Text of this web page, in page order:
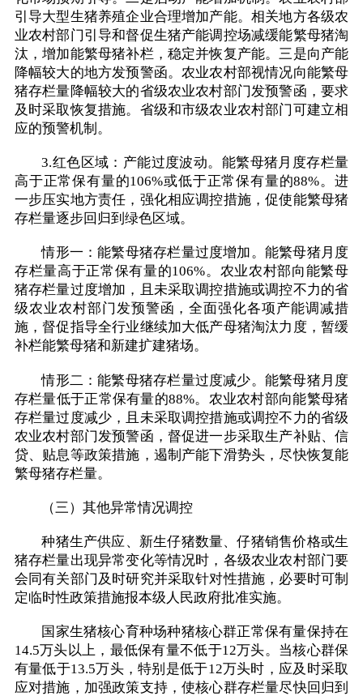
引导大型生猪养殖企业合理增加产能。相关地方各级农
业农村部门引导和督促生猪产能调控场减缓能繁母猪淘
汰，增加能繁母猪补栏，稳定并恢复产能。三是向产能
降幅较大的地方发预警函。农业农村部视情况向能繁母
猪存栏量降幅较大的省级农业农村部门发预警函，要求
及时采取恢复措施。省级和市级农业农村部门可建立相
应的预警机制。
3.红色区域：产能过度波动。能繁母猪月度存栏量
高于正常保有量的106%或低于正常保有量的88%。进
一步压实地方责任，强化相应调控措施，促使能繁母猪
存栏量逐步回归到绿色区域。
情形一：能繁母猪存栏量过度增加。能繁母猪月度
存栏量高于正常保有量的106%。农业农村部向能繁母
猪存栏量过度增加，且未采取调控措施或调控不力的省
级农业农村部门发预警函，全面强化各项产能调减措
施，督促指导全行业继续加大低产母猪淘汰力度，暂缓
补栏能繁母猪和新建扩建猪场。
情形二：能繁母猪存栏量过度减少。能繁母猪月度
存栏量低于正常保有量的88%。农业农村部向能繁母猪
存栏量过度减少，且未采取调控措施或调控不力的省级
农业农村部门发预警函，督促进一步采取生产补贴、信
贷、贴息等政策措施，遏制产能下滑势头，尽快恢复能
繁母猪存栏量。
（三）其他异常情况调控
种猪生产供应、新生仔猪数量、仔猪销售价格或生
猪存栏量出现异常变化等情况时，各级农业农村部门要
会同有关部门及时研究并采取针对性措施，必要时可制
定临时性政策措施报本级人民政府批准实施。
国家生猪核心育种场种猪核心群正常保有量保持在
14.5万头以上，最低保有量不低于12万头。当核心群保
有量低于13.5万头，特别是低于12万头时，应及时采取
应对措施，加强政策支持，使核心群存栏量尽快回归到